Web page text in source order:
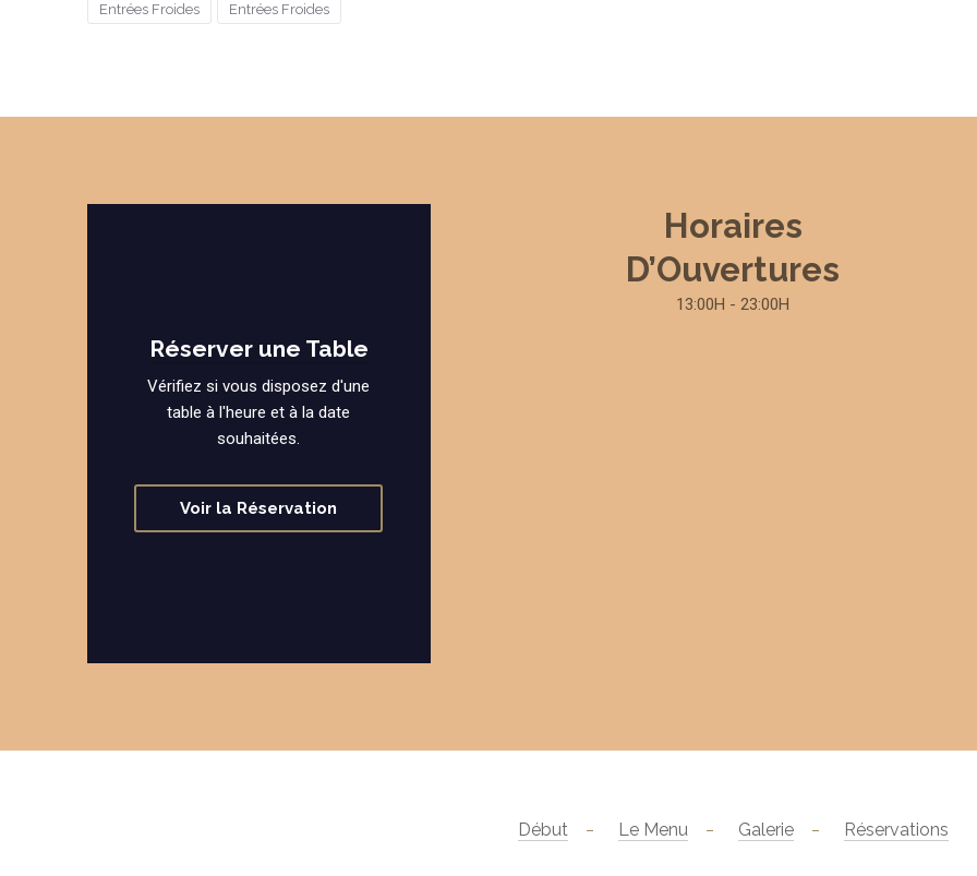
Entrées Froides Entrées Froides
Réserver une Table
Vérifiez si vous disposez d'une
table à l'heure et à la date
souhaitées.
Voir la Réservation
Horaires
D’Ouvertures
13:00H - 23:00H
Début Le Menu Galerie Réservations